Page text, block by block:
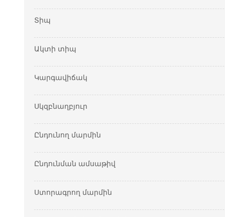
Տիպ
Ակտի տիպ
Կարգավիճակ
Սկզբնաղբյուր
Ընդունող մարմին
Ընդունման ամսաթիվ
Ստորագրող մարմին